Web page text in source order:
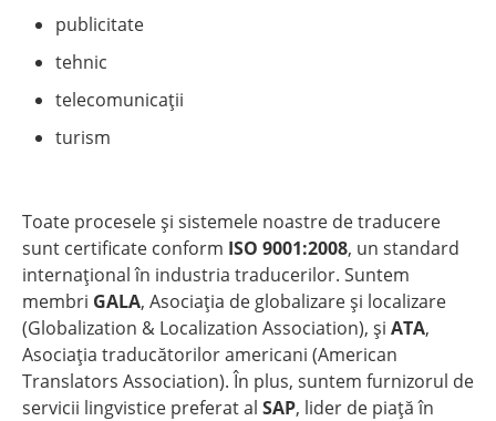
publicitate
tehnic
telecomunicații
turism
Toate procesele și sistemele noastre de traducere
sunt certificate conform ISO 9001:2008, un standard
internațional în industria traducerilor. Suntem
membri GALA, Asociația de globalizare și localizare
(Globalization & Localization Association), și ATA,
Asociația traducătorilor americani (American
Translators Association). În plus, suntem furnizorul de
servicii lingvistice preferat al SAP, lider de piață în